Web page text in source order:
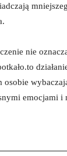
nie
osobie
emocjami i